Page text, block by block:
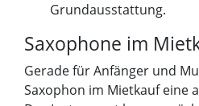
Grundausstattung.
Saxophone im
Gerade für Anfänger und
Saxophon im Mietkauf eine